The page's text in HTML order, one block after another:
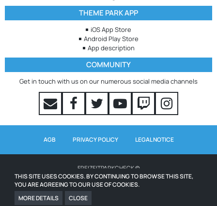
THEME PARK APP
iOS App Store
Android Play Store
App description
COMMUNITY
Get in touch with us on our numerous social media channels
AGB PRIVACY POLICY LEGAL NOTICE
FREIZEITPARKCHECK ©
WAITING TIMES POWERED BY QUEUE-TIMES.COM
ICONS FROM WWW.ICONS8.COM
THIS SITE USES COOKIES. BY CONTINUING TO BROWSE THIS SITE,
YOU ARE AGREEING TO OUR USE OF COOKIES.
MORE DETAILS
CLOSE